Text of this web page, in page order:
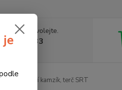
si rady? Zavolejte.
3D terč ležící kamzík, terč SRT